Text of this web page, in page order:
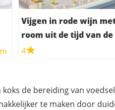
Vijgen in rode wijn
room uit de tijd van de
4
de bereiding van
te maken door